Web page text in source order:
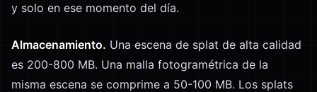
y solo en ese momento del día.
Almacenamiento. Una escena de splat de alta calidad
es 200-800 MB. Una malla fotogramétrica de la
misma escena se comprime a 50-100 MB. Los splats